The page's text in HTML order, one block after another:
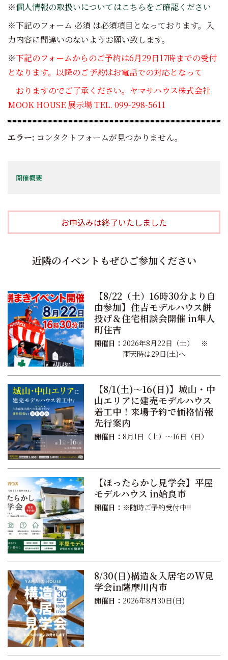
※個人情報の取扱いについてはこちらをご確認ください
※下記のフォーム 必須 は必須項目となっております。入
力内容に間違いのないようお願い致します。
※下記のフォームからのご予約は6月29日17時までの受付
となります。以降のご予約はお電話での対応となって
おりますのでご了承ください。ヤマサハウス株式会社
MOOK HOUSE 展示場 TEL. 099-298-5611
エラー: コンタクトフォームが見つかりません。
開催概要
お申込みは終了いたしました
近隣のイベントもぜひご参加ください
【8/22（土）16時30分より自
由参加】住吉モデルハウス餅
投げ＆住宅相談会開催 in隼人
町住吉
開催日： 2026年8月22日（土） ※
雨天時は29日(土)へ
【8/1(土)〜16(日)】城山・中
山エリアに建売モデルハウス
着工中！来場予約で価格情報
先行案内
開催日： 8月1日（土）〜16日（日）
【ほったらかし見学会】平屋
モデルハウス in姶良市
開催日： ※随時ご予約受付中!!
8/30(日)構造＆入居宅のW見
学会in薩摩川内市
開催日： 2026年8月30日(日)